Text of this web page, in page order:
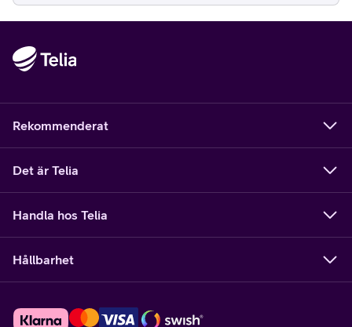
Rekommenderat
Det är Telia
Handla hos Telia
Hållbarhet